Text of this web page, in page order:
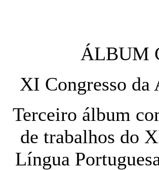
ÁLBUM
XI Congresso
Terceiro álbum
de trabalhos do
Língua